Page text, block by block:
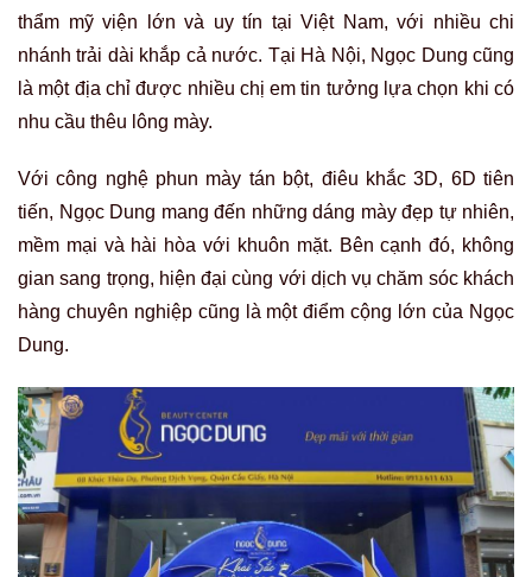
thẩm mỹ viện lớn và uy tín tại Việt Nam, với nhiều chi
nhánh trải dài khắp cả nước. Tại Hà Nội, Ngọc Dung cũng
là một địa chỉ được nhiều chị em tin tưởng lựa chọn khi có
nhu cầu thêu lông mày.
Với công nghệ phun mày tán bột, điêu khắc 3D, 6D tiên
tiến, Ngọc Dung mang đến những dáng mày đẹp tự nhiên,
mềm mại và hài hòa với khuôn mặt. Bên cạnh đó, không
gian sang trọng, hiện đại cùng với dịch vụ chăm sóc khách
hàng chuyên nghiệp cũng là một điểm cộng lớn của Ngọc
Dung.